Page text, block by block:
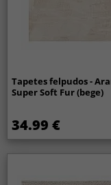
Tapetes felpudos -
Super Soft Fur (bege)
34.99 €